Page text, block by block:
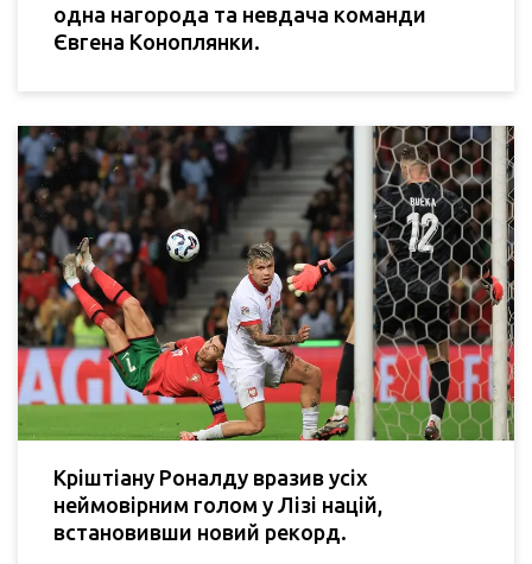
одна нагорода та невдача команди
Євгена Коноплянки.
Кріштіану Роналду вразив усіх
неймовірним голом у Лізі націй,
встановивши новий рекорд.